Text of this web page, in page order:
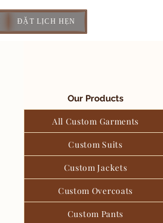
ĐẶT LỊCH HẸN
Our Products
All Custom Garments
Custom Suits
Custom Jackets
Custom Overcoats
Custom Pants